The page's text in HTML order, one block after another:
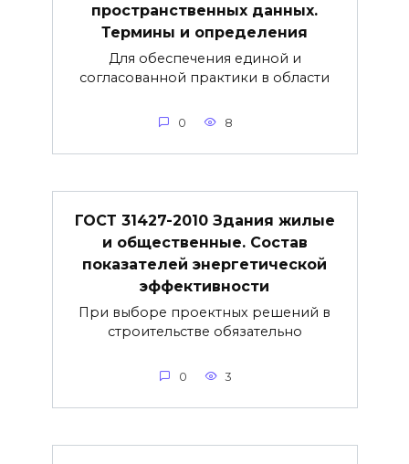
пространственных данных.
Термины и определения
Для обеспечения единой и
согласованной практики в области
0 8
ГОСТ 31427-2010 Здания жилые
и общественные. Состав
показателей энергетической
эффективности
При выборе проектных решений в
строительстве обязательно
0 3